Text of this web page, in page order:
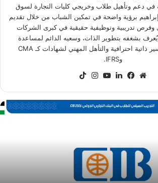
في دعم وتأهيل طلاب وخريجي كليات التجارة لسوق
برؤية واضحة في تمكين الشباب من خلال تقديم
تدريبية وتوظيفية حقيقية في كبرى الشركات
يُعرف بشغفه بتطوير الذات، وسعيه الدائم لمساعدة
الآخرين على بناء سير ذاتية احترافية والتأهل المهني لشهادات كـ CMA
وIFRS.
موقعفيسبوكلينكدإن‫YouTube
انستقرام